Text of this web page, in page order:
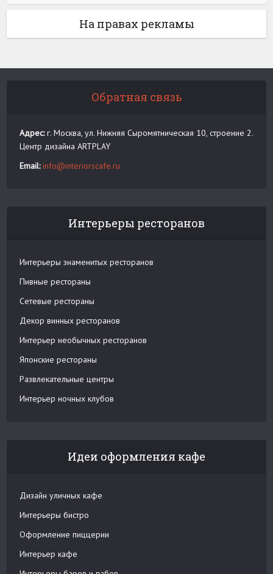
На правах рекламы
Обратная связь
Адрес:г. Москва, ул. Нижняя Сыромятническая 10, строение 2.
Центр дизайна ARTPLAY
Email: info@interiorscafe.ru
Интерьеры ресторанов
Интерьеры знаменитых ресторанов
Пивные рестораны
Сетевые рестораны
Декор винных ресторанов
Интерьер необычных ресторанов
Японские рестораны
Развлекательные центры
Интерьер ночных клубов
Идеи оформления кафе
Дизайн уличных кафе
Интерьеры бистро
Оформление пиццерии
Интерьер кафе